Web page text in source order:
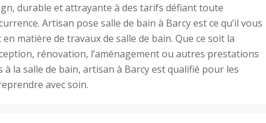
durable et attrayante à des tarifs défiant toute
Artisan pose salle de bain à Barcy est ce qu’il vous
matière de travaux de salle de bain. Que ce soit la
rénovation, l’aménagement ou autres prestations
à la salle de bain, artisan à Barcy est qualifié pour les
avec soin.